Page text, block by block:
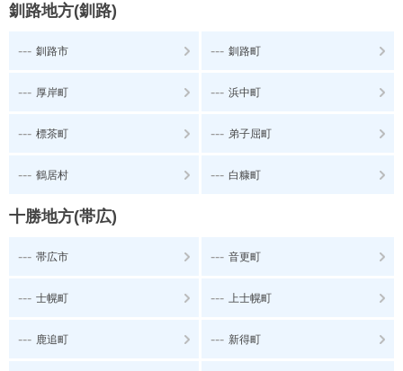
釧路地方(釧路)
--- 釧路市 --- 釧路町
--- 厚岸町 --- 浜中町
--- 標茶町 --- 弟子屈町
--- 鶴居村 --- 白糠町
十勝地方(帯広)
--- 帯広市 --- 音更町
--- 士幌町 --- 上士幌町
--- 鹿追町 --- 新得町